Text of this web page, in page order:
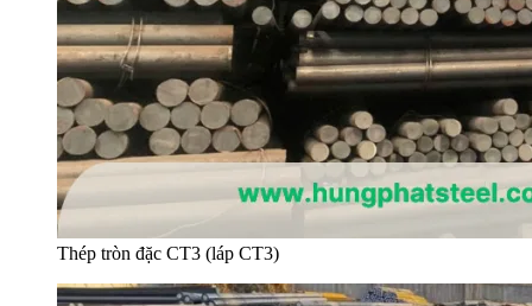
Thép tròn đặc CT3 (láp CT3)